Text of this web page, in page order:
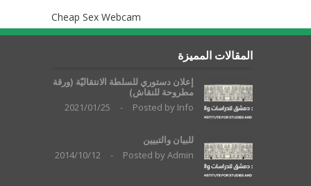
Cheap Sex Webcam
المقالات المميزة
إعلان دستوري للسلطة الانتقاليّة (ورقة
مطروحة للنقاش)
Posted by Info
-
2021/01/25
للبيان والتبيين
Posted byAdmin
-
2014/10/12